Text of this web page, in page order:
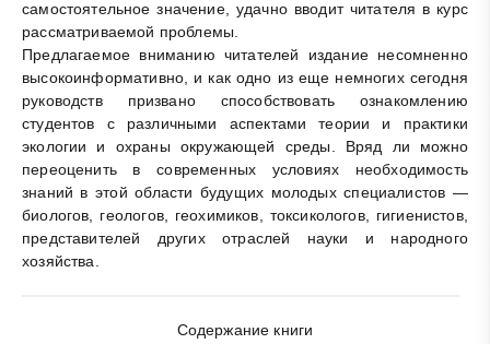
самостоятельное значение, удачно вводит читателя в курс
рассматриваемой проблемы.
Предлагаемое вниманию читателей издание несомненно
высокоинформативно, и как одно из еще немногих сегодня
руководств призвано способствовать ознакомлению
студентов с различными аспектами теории и практики
экологии и охраны окружающей среды. Вряд ли можно
переоценить в современных условиях необходимость
знаний в этой области будущих молодых специалистов —
биологов, геологов, геохимиков, токсикологов, гигиенистов,
представителей других отраслей науки и народного
хозяйства.
Содержание книги